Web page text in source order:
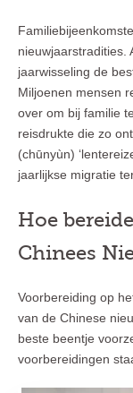
nieuwjaarstradities.
jaarwisseling de
Miljoenen mensen
over om bij familie
reisdrukte die zo
(chūnyùn)
jaarlijkse migratie
Hoe
Chinees
Voorbereiding op
van de Chinese
beste beentje
voorbereidingen